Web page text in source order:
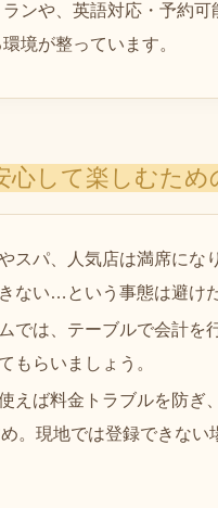
ンや、英語対応・予約
境が整っています。
心して楽しむため
スパ、人気店は満席にな
ない…という事態は避け
では、テーブルで会計を
もらいましょう。
えば料金トラブルを防ぎ
。現地では登録できない